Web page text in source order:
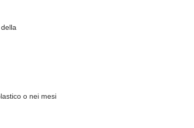
o nei mesi